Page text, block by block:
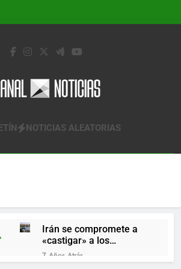
Noticias
Noticias
NOTICIAS ALEATORIAS
Irán se compromete a
«castigar» a los
responsables de
derribar un avión
7 Años Atrás